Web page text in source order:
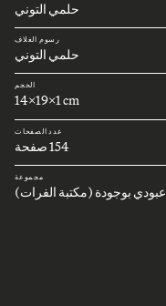
حلمي التوني
رسوم الغلاف
حلمي التوني
الحجم
14x19x1 cm
عدد الصفحات
154 صفحة
مجموعة
عبودي بوجودة (مكتبة الفرات)